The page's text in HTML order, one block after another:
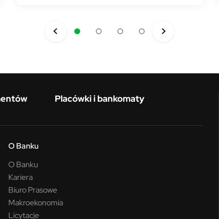
Placówki i bankomaty
O Banku
O Banku
Kariera
Biuro Prasowe
Makroekonomia
Licytacje